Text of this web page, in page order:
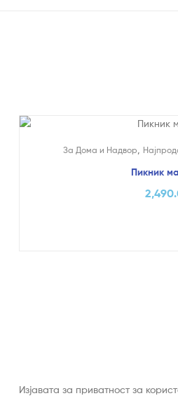
За Дома и Надвор
Пикник
Изјавата за приватност за